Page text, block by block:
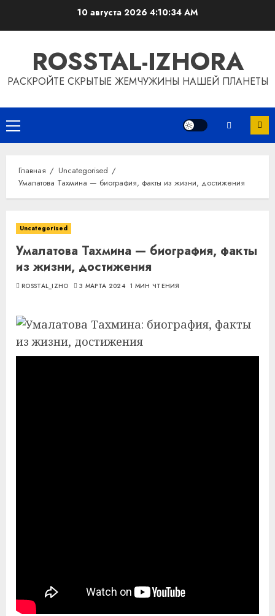
10 августа 2026 4:10:35 AM
ROSSTAL-IZHORA
РАСКРОЙТЕ СКРЫТЫЕ ЖЕМЧУЖИНЫ НАШЕЙ ПЛАНЕТЫ
Основное
меню
Главная
Uncategorised
Умалатова Тахмина — биография, факты из жизни, достижения
Uncategorised
Умалатова Тахмина — биография, факты
из жизни, достижения
ROSSTAL_IZHO 3 МАРТА 2024 1 МИН ЧТЕНИЯ